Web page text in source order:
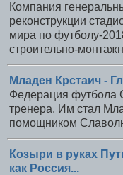
Компания
реконструкции
мира по футболу-
строительно-
Младен Крстаич -
Федерация футбола
тренера. Им стал
помощником
Козыри в руках
как Россия...